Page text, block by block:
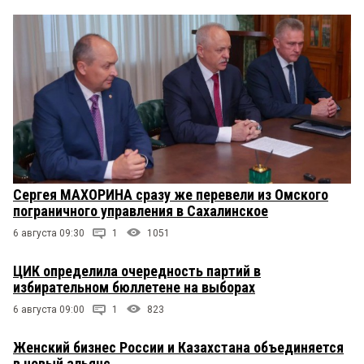
Сергея МАХОРИНА сразу же перевели из Омского
пограничного управления в Сахалинское
6 августа 09:30 1 1051
ЦИК определила очередность партий в
избирательном бюллетене на выборах
6 августа 09:00 1 823
Женский бизнес России и Казахстана объединяется